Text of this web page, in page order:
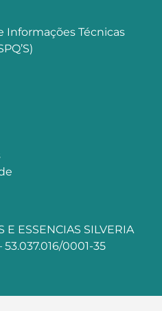
Informações Técnicas
E ESSENCIAS SILVERIA
53.037.016/0001-35